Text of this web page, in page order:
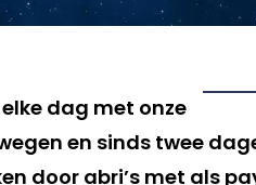
dag met onze
en sinds twee
door abri’s met als